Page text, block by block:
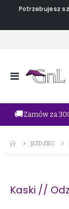
Potrzebujesz
Przełącznik
🚚Zamów za
JEŹDZIEC
Kaski //